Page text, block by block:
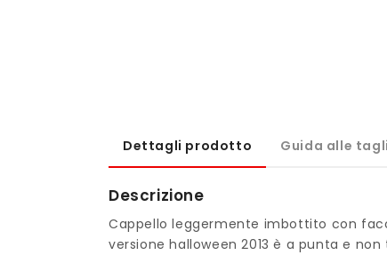
Dettagli prodotto Guida alle
Descrizione
Cappello leggermente imbottito con
versione halloween 2013 è a punta e